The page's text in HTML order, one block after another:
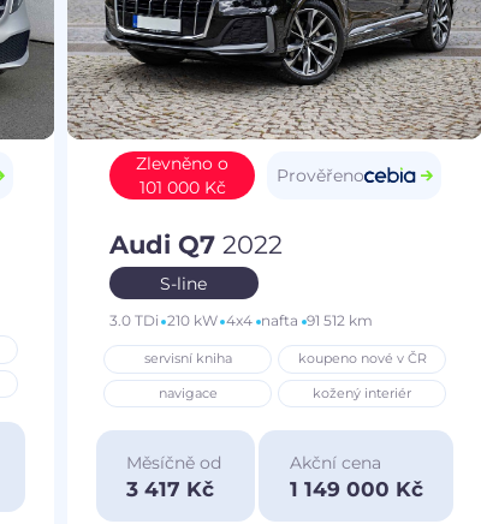
Zlevněno o
101 000 Kč
Prověřeno
Audi Q7 2022
S-line
3.0 TDi 210 kW 4x4 nafta 91 512 km
servisní kniha koupeno nové v ČR
navigace kožený interiér
Měsíčně od
3 417 Kč
Akční cena
1 149 000 Kč